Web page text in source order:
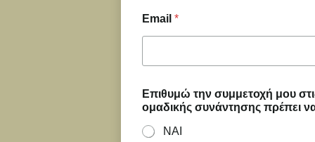
Email *
Επιθυμώ την συμμετοχή μου
ομαδικής συνάντησης πρέπει
ΝΑΙ